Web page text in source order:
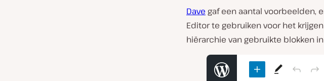
Dave gaf een aantal voorbeelden,
Editor te gebruiken voor het
hiërarchie van gebruikte blokken